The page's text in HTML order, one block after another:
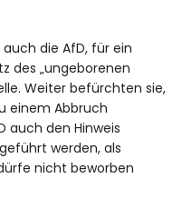
die AfD, für ein
des „ungeborenen
Weiter befürchten sie,
einem Abbruch
auch den Hinweis
werden, als
nicht beworben